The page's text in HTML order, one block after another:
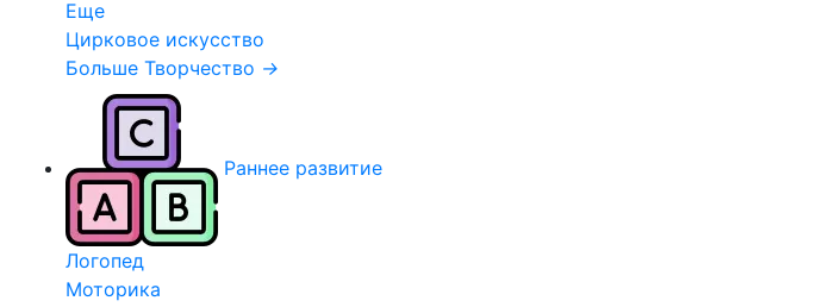
Еще
Цирковое искусство
Больше Творчество →
Раннее развитие
Логопед
Моторика